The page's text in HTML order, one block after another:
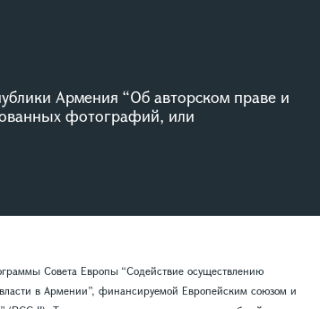
Армения “Об авторском праве и
фотографий, или
Совета Европы “Содействие осуществлению
в Армении”, финансируемой Европейским союзом и